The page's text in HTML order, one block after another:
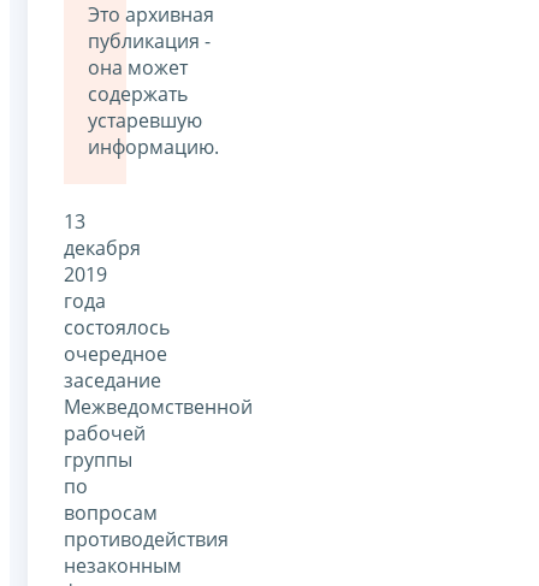
Это архивная
публикация -
она может
содержать
устаревшую
информацию.
13
декабря
2019
года
состоялось
очередное
заседание
Межведомственной
рабочей
группы
по
вопросам
противодействия
незаконным